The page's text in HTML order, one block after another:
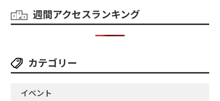
週間アクセスランキング
カテゴリー
イベント